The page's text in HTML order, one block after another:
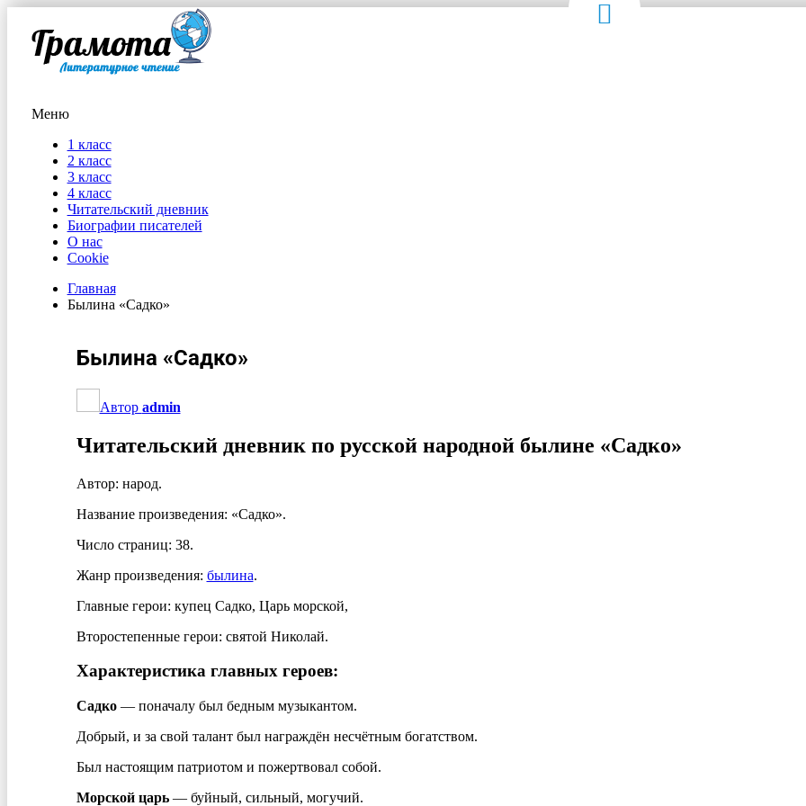
Меню
1 класс
2 класс
3 класс
4 класс
Читательский дневник
Биографии писателей
О нас
Cookie
Главная
Былина «Садко»
Былина «Садко»
Автор admin
Читательский дневник по русской народной былине «Садко»
Автор: народ.
Название произведения: «Садко».
Число страниц: 38.
Жанр произведения: былина.
Главные герои: купец Садко, Царь морской,
Второстепенные герои: святой Николай.
Характеристика главных героев:
Садко— поначалу был бедным музыкантом.
Добрый, и за свой талант был награждён несчётным богатством.
Был настоящим патриотом и пожертвовал собой.
Морской царь— буйный, сильный, могучий.